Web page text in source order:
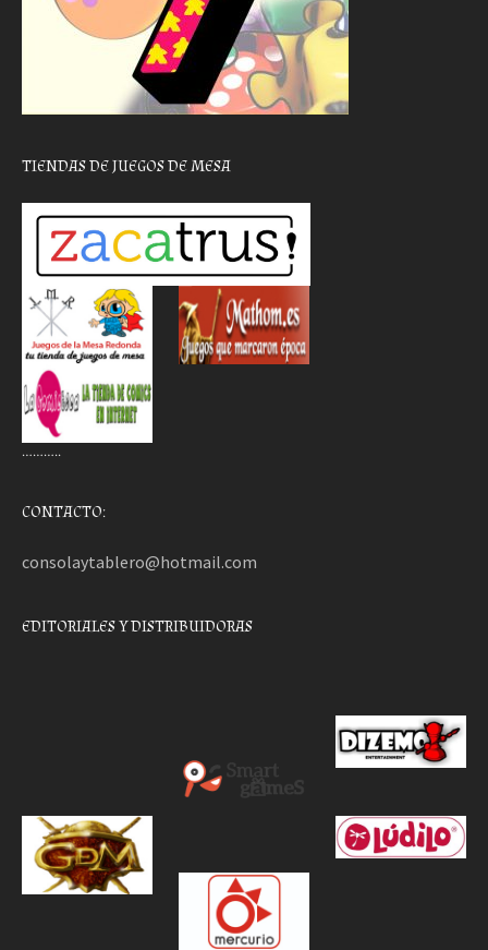
TIENDAS DE JUEGOS DE MESA
………..
CONTACTO:
consolaytablero@hotmail.com
EDITORIALES Y DISTRIBUIDORAS